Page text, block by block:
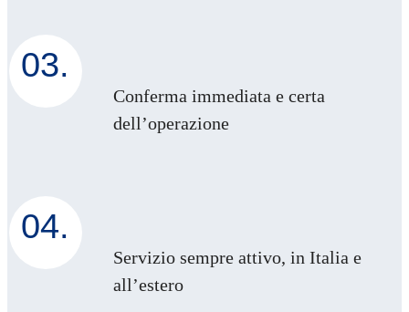
03.
Conferma immediata e certa
dell’operazione
04.
Servizio sempre attivo, in Italia e
all’estero